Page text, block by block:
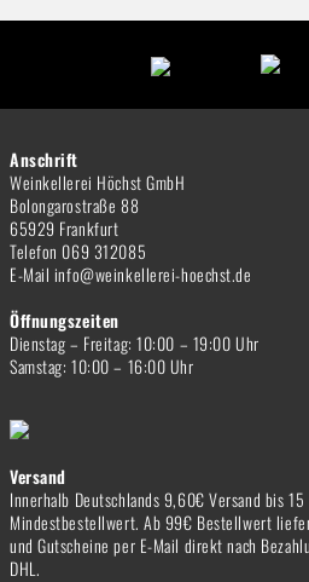
Anschrift
Weinkellerei Höchst GmbH
Bolongarostraße 88
65929 Frankfurt
Telefon 069 312085
E-Mail info@weinkellerei-hoechst.de
Öffnungszeiten
Dienstag – Freitag: 10:00 – 19:00 Uhr
Samstag: 10:00 – 16:00 Uhr
Versand
Innerhalb Deutschlands 9,60€ Versand bis 15
Mindestbestellwert. Ab 99€ Bestellwert
und Gutscheine per E-Mail direkt nach
DHL.